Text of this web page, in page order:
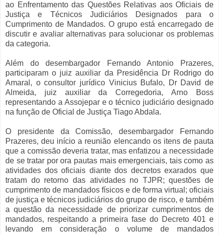
ao Enfrentamento das Questões Relativas aos Oficiais de
Justiça e Técnicos Judiciários Designados para o
Cumprimento de Mandados. O grupo está encarregado de
discutir e avaliar alternativas para solucionar os problemas
da categoria.
Além do desembargador Fernando Antonio Prazeres,
participaram o juiz auxiliar da Presidência Dr Rodrigo do
Amaral, o consultor jurídico Vinicius Bufalo, Dr David de
Almeida, juiz auxiliar da Corregedoria, Arno Boss
representando a Assojepar e o técnico judiciário designado
na função de Oficial de Justiça Tiago Abdala.
O presidente da Comissão, desembargador Fernando
Prazeres, deu início a reunião elencando os itens de pauta
que a comissão deveria tratar, mas enfatizou a necessidade
de se tratar por ora pautas mais emergenciais, tais como as
atividades dos oficiais diante dos decretos exarados que
tratam do retorno das atividades no TJPR; questões de
cumprimento de mandados físicos e de forma virtual; oficiais
de justiça e técnicos judiciários do grupo de risco, e também
a questão da necessidade de priorizar cumprimentos de
mandados, respeitando a primeira fase do Decreto 401 e
levando em consideração o volume de mandados